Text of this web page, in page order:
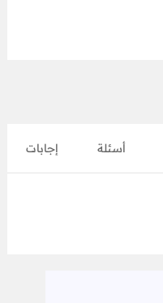
أسئلة إجابات